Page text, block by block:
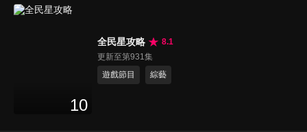
10
全民星攻略
8.1
更新至第931集
遊戲節目
綜藝